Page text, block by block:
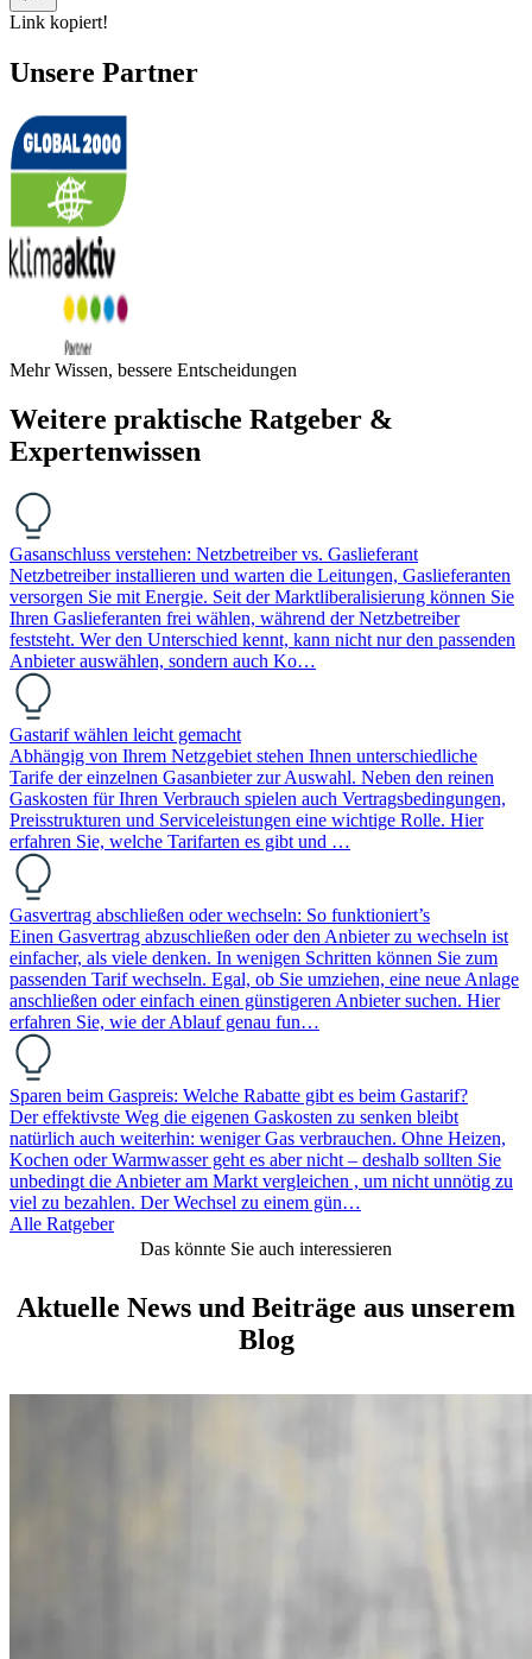
Link kopiert!
Unsere Partner
Mehr Wissen, bessere Entscheidungen
Weitere praktische Ratgeber &
Expertenwissen
Gasanschluss verstehen: Netzbetreiber vs. Gaslieferant
Netzbetreiber installieren und warten die Leitungen, Gaslieferanten
versorgen Sie mit Energie. Seit der Marktliberalisierung können Sie
Ihren Gaslieferanten frei wählen, während der Netzbetreiber
feststeht. Wer den Unterschied kennt, kann nicht nur den passenden
Anbieter auswählen, sondern auch Ko…
Gastarif wählen leicht gemacht
Abhängig von Ihrem Netzgebiet stehen Ihnen unterschiedliche
Tarife der einzelnen Gasanbieter zur Auswahl. Neben den reinen
Gaskosten für Ihren Verbrauch spielen auch Vertragsbedingungen,
Preisstrukturen und Serviceleistungen eine wichtige Rolle. Hier
erfahren Sie, welche Tarifarten es gibt und …
Gasvertrag abschließen oder wechseln: So funktioniert’s
Einen Gasvertrag abzuschließen oder den Anbieter zu wechseln ist
einfacher, als viele denken. In wenigen Schritten können Sie zum
passenden Tarif wechseln. Egal, ob Sie umziehen, eine neue Anlage
anschließen oder einfach einen günstigeren Anbieter suchen. Hier
erfahren Sie, wie der Ablauf genau fun…
Sparen beim Gaspreis: Welche Rabatte gibt es beim Gastarif?
Der effektivste Weg die eigenen Gaskosten zu senken bleibt
natürlich auch weiterhin: weniger Gas verbrauchen. Ohne Heizen,
Kochen oder Warmwasser geht es aber nicht – deshalb sollten Sie
unbedingt die Anbieter am Markt vergleichen , um nicht unnötig zu
viel zu bezahlen. Der Wechsel zu einem gün…
Alle Ratgeber
Das könnte Sie auch interessieren
Aktuelle News und Beiträge aus unserem
Blog